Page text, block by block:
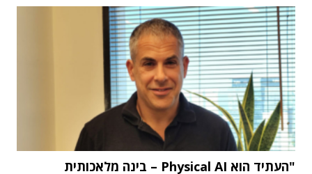
"העתיד הוא Physical AI – בינה מלאכותית